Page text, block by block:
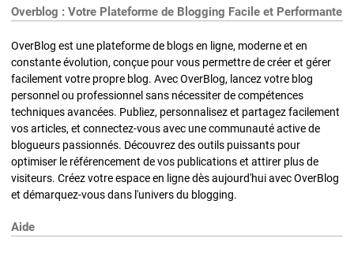
Overblog : Votre Plateforme de Blogging Facile et Performante
OverBlog est une plateforme de blogs en ligne, moderne et en
constante évolution, conçue pour vous permettre de créer et gérer
facilement votre propre blog. Avec OverBlog, lancez votre blog
personnel ou professionnel sans nécessiter de compétences
techniques avancées. Publiez, personnalisez et partagez facilement
vos articles, et connectez-vous avec une communauté active de
blogueurs passionnés. Découvrez des outils puissants pour
optimiser le référencement de vos publications et attirer plus de
visiteurs. Créez votre espace en ligne dès aujourd'hui avec OverBlog
et démarquez-vous dans l'univers du blogging.
Aide